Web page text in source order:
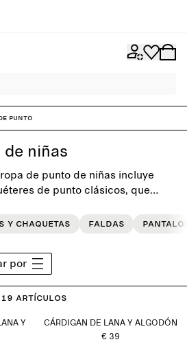
punto
de niñas
de punto de niñas incluye
de punto clásicos, que
y chaquetas Faldas
por
19 artículos
Y
CÁRDIGAN DE LANA Y ALGODÓN
€ 39